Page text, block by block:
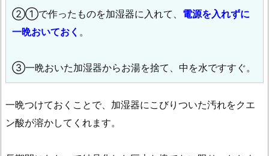
②①で作ったものを加湿器に入れて、 電源を入れずに
一晩おいておく 。
③一晩おいた加湿器からお湯を捨て、中を水ですすぐ。
一晩つけておくことで、加湿器にこびりついた汚れをクエ
ン酸が溶かしてくれます。